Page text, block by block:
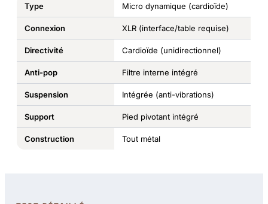
Type Micro dynamique (cardioïde)
Connexion XLR (interface/table requise)
Directivité Cardioïde (unidirectionnel)
Anti-pop Filtre interne intégré
Suspension Intégrée (anti-vibrations)
Support Pied pivotant intégré
Construction Tout métal